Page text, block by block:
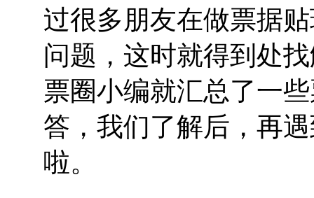
过很多朋友在做票据
问题，这时就得到处
票圈小编就汇总了一
答，我们了解后，再
啦。